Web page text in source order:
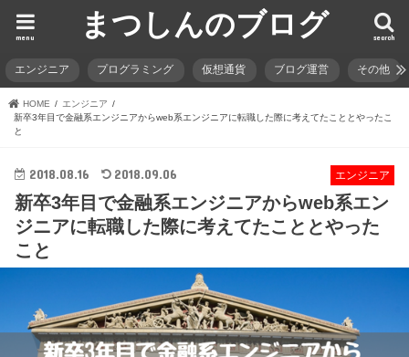
まつしんのブログ search
menu
エンジニア プログラミング 仮想通貨 ブログ運営 その他
HOME
エンジニア
新卒3年目で金融系エンジニアからweb系エンジニアに転職した際に考えてたこととやったこ
と
エンジニア
2018.08.16 2018.09.06
新卒3年目で金融系エンジニアからweb系エン
ジニアに転職した際に考えてたこととやった
こと